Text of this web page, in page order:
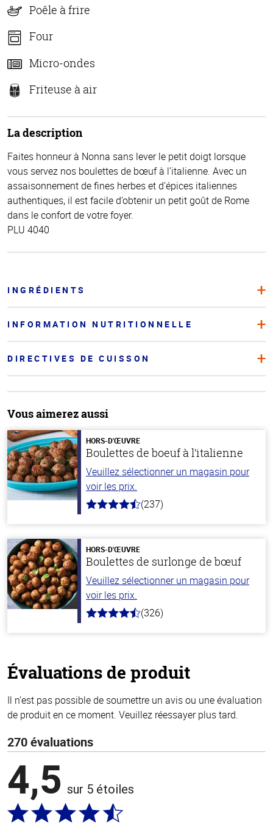
Poêle à frire
Four
Micro-ondes
Friteuse à air
La description
Faites honneur à Nonna sans lever le petit doigt lorsque
vous servez nos boulettes de bœuf à l’italienne. Avec un
assaisonnement de fines herbes et d’épices italiennes
authentiques, il est facile d’obtenir un petit goût de Rome
dans le confort de votre foyer.
PLU 4040
INGRÉDIENTS
INFORMATION NUTRITIONNELLE
DIRECTIVES DE CUISSON
Vous aimerez aussi
HORS-D'ŒUVRE
Boulettes de boeuf à l’italienne
Veuillez sélectionner un magasin pour
voir les prix.
4.6
stars
(237)
HORS-D'ŒUVRE
Boulettes de surlonge de bœuf
Veuillez sélectionner un magasin pour
voir les prix.
4.6
(326)
Évaluations de produit
Il n’est pas possible de soumettre un avis ou une évaluation
de produit en ce moment. Veuillez réessayer plus tard.
270 évaluations
4,5 sur 5 étoiles